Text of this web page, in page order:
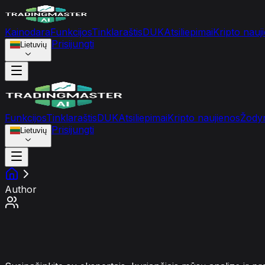
KainodaraFunkcijosTinklaraštisDUKAtsiliepimaiKripto
Lietuvių Prisijungti
FunkcijosTinklaraštisDUKAtsiliepimaiKripto naujienos
Lietuvių Prisijungti
Author